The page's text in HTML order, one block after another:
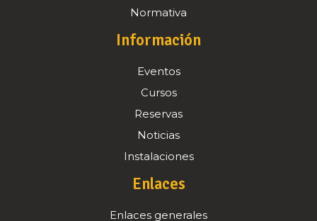
Normativa
Información
Eventos
Cursos
Reservas
Noticias
Instalaciones
Enlaces
Enlaces generales